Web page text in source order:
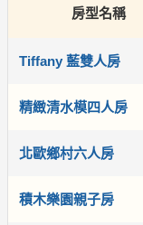
房型名稱
Tiffany 藍雙人房
精緻清水模四人房
北歐鄉村六人房
積木樂園親子房